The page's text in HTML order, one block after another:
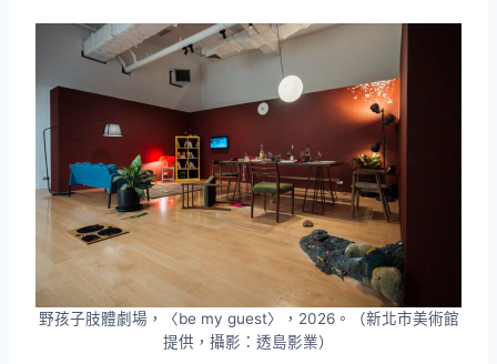
野孩子肢體劇場，〈be my guest〉，2026。（新北市美術館
提供，攝影：透島影業）